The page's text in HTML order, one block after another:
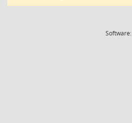
Software: